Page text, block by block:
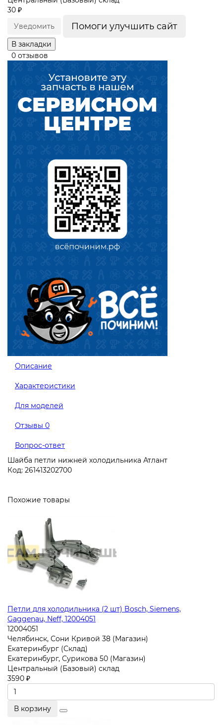
30 ₽
Уведомить
Помоги улучшить сайт
В закладки
0 отзывов
Описание
Характеристики
Для моделей
Отзывы 0
Вопрос-ответ
Шайба петли нижней холодильника Атлант
Код: 261413202700
Похожие товары
Петли для холодильника (2 шт) Bosch, Siemens,
Gaggenau, Neff, 12004051
12004051
Челябинск, Сони Кривой 38 (Магазин)
Екатеринбург (Склад)
Екатеринбург, Сурикова 50 (Магазин)
Центральный (Базовый) склад
3590 ₽
В корзину